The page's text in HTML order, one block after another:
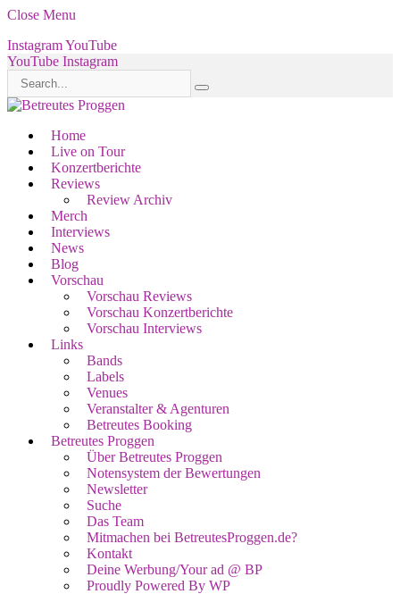
Close Menu
InstagramYouTube
YouTube Instagram
Home
Live on Tour
Konzertberichte
Reviews
Review Archiv
Merch
Interviews
News
Blog
Vorschau
Vorschau Reviews
Vorschau Konzertberichte
Vorschau Interviews
Links
Bands
Labels
Venues
Veranstalter & Agenturen
Betreutes Booking
Betreutes Proggen
Über Betreutes Proggen
Notensystem der Bewertungen
Newsletter
Suche
Das Team
Mitmachen bei BetreutesProggen.de?
Kontakt
Deine Werbung/Your ad @ BP
Proudly Powered By WP